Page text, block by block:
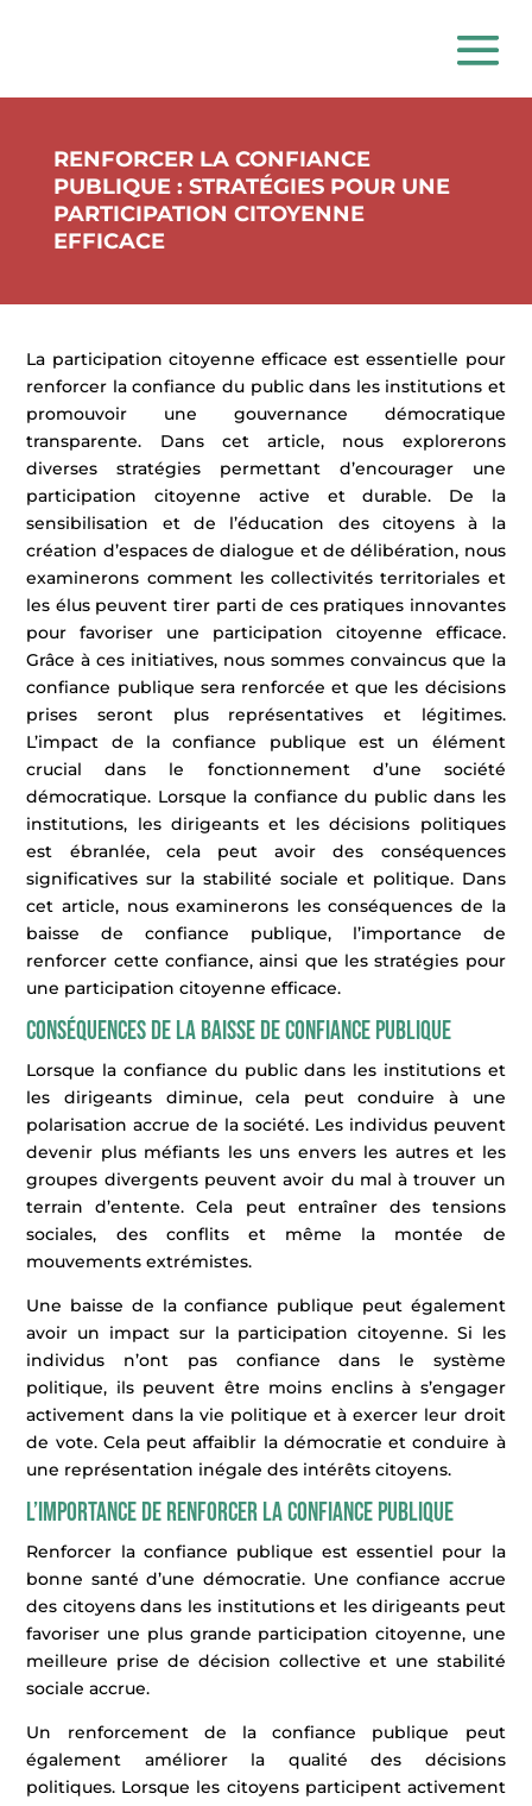
RENFORCER LA CONFIANCE
PUBLIQUE : STRATÉGIES POUR UNE
PARTICIPATION CITOYENNE
EFFICACE
La participation citoyenne efficace est essentielle pour
renforcer la confiance du public dans les institutions et
promouvoir une gouvernance démocratique
transparente. Dans cet article, nous explorerons
diverses stratégies permettant d’encourager une
participation citoyenne active et durable. De la
sensibilisation et de l’éducation des citoyens à la
création d’espaces de dialogue et de délibération, nous
examinerons comment les collectivités territoriales et
les élus peuvent tirer parti de ces pratiques innovantes
pour favoriser une participation citoyenne efficace.
Grâce à ces initiatives, nous sommes convaincus que la
confiance publique sera renforcée et que les décisions
prises seront plus représentatives et légitimes.
L’impact de la confiance publique est un élément
crucial dans le fonctionnement d’une société
démocratique. Lorsque la confiance du public dans les
institutions, les dirigeants et les décisions politiques
est ébranlée, cela peut avoir des conséquences
significatives sur la stabilité sociale et politique. Dans
cet article, nous examinerons les conséquences de la
baisse de confiance publique, l’importance de
renforcer cette confiance, ainsi que les stratégies pour
une participation citoyenne efficace.
Conséquences de la baisse de confiance publique
Lorsque la confiance du public dans les institutions et
les dirigeants diminue, cela peut conduire à une
polarisation accrue de la société. Les individus peuvent
devenir plus méfiants les uns envers les autres et les
groupes divergents peuvent avoir du mal à trouver un
terrain d’entente. Cela peut entraîner des tensions
sociales, des conflits et même la montée de
mouvements extrémistes.
Une baisse de la confiance publique peut également
avoir un impact sur la participation citoyenne. Si les
individus n’ont pas confiance dans le système
politique, ils peuvent être moins enclins à s’engager
activement dans la vie politique et à exercer leur droit
de vote. Cela peut affaiblir la démocratie et conduire à
une représentation inégale des intérêts citoyens.
L’importance de renforcer la confiance publique
Renforcer la confiance publique est essentiel pour la
bonne santé d’une démocratie. Une confiance accrue
des citoyens dans les institutions et les dirigeants peut
favoriser une plus grande participation citoyenne, une
meilleure prise de décision collective et une stabilité
sociale accrue.
Un renforcement de la confiance publique peut
également améliorer la qualité des décisions
politiques. Lorsque les citoyens participent activement